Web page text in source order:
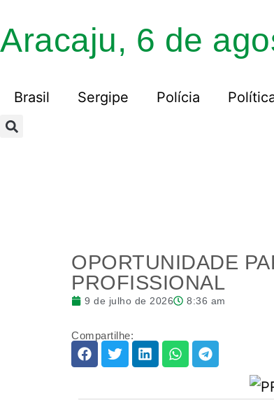
Aracaju, 6 de
Brasil Sergipe Polícia
OPORTUNIDADE
PROFISSIONAL
9 de julho de 2026 8:36 am
Compartilhe: